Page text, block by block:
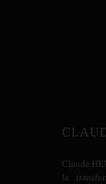
Claude
la